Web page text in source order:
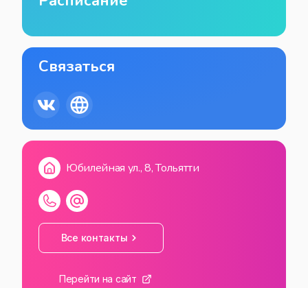
Связаться
Юбилейная ул., 8, Тольятти
Все контакты
Перейти на сайт